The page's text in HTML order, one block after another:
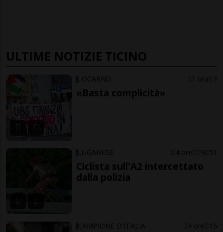
ULTIME NOTIZIE TICINO
LOCARNO 1 ora 3
«Basta complicità»
LUGANESE 4 ore 19 51
Ciclista sull'A2 intercettato
dalla polizia
CAMPIONE D'ITALIA 4 ore 15